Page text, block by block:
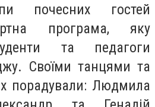
почесних гостей
програма, яку
та педагоги
Своїми танцями та
порадували: Людмила